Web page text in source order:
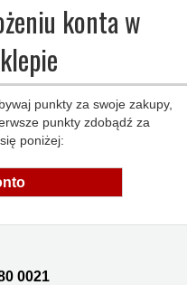
konta w
punkty za swoje zakupy,
punkty zdobądź za
poniżej:
0021